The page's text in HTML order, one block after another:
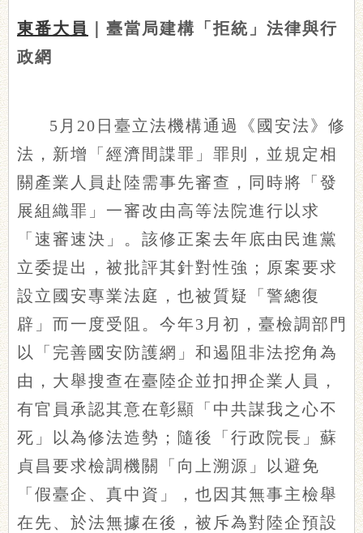
東番大員
｜臺當局建構「拒統」法律與行
政網
5月20日臺立法機構通過《國安法》修
法，新增「經濟間諜罪」罪則，並規定相
關產業人員赴陸需事先審查，同時將「發
展組織罪」一審改由高等法院進行以求
「速審速決」。該修正案去年底由民進黨
立委提出，被批評其針對性強；原案要求
設立國安專業法庭，也被質疑「警總復
辟」而一度受阻。今年3月初，臺檢調部門
以「完善國安防護網」和遏阻非法挖角為
由，大舉搜查在臺陸企並扣押企業人員，
有官員承認其意在彰顯「中共謀我之心不
死」以為修法造勢；隨後「行政院長」蘇
貞昌要求檢調機關「向上溯源」以避免
「假臺企、真中資」，也因其無事主檢舉
在先、於法無據在後，被斥為對陸企預設